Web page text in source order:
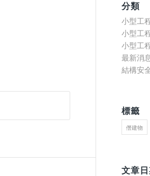
分類
小型工
小型工
小型工
最新消
結構安
標籤
僭建物
文章